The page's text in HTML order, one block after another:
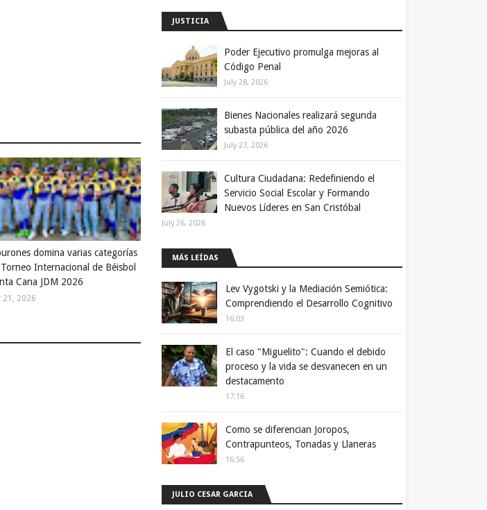
domina varias categorías
Internacional de Béisbol
Cana JDM 2026
21, 2026
JUSTICIA
Poder Ejecutivo promulga mejoras al
Código Penal
July 28, 2026
Bienes Nacionales realizará segunda
subasta pública del año 2026
July 27, 2026
Cultura Ciudadana: Redefiniendo el
Servicio Social Escolar y Formando
Nuevos Líderes en San Cristóbal
July 26, 2026
MÁS LEÍDAS
Lev Vygotski y la Mediación Semiótica:
Comprendiendo el Desarrollo Cognitivo
16:03
El caso "Miguelito": Cuando el debido
proceso y la vida se desvanecen en un
destacamento
17:16
Como se diferencian Joropos,
Contrapunteos, Tonadas y Llaneras
16:56
JULIO CESAR GARCIA